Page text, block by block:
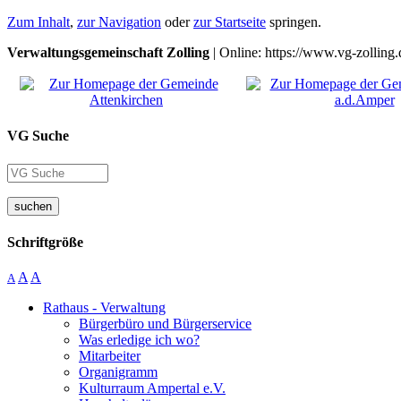
Zum Inhalt, zur Navigation oderzur Startseite springen.
Verwaltungsgemeinschaft Zolling | Online: https://www.vg-
VG Suche
suchen
Schriftgröße
A A A
Rathaus - Verwaltung
Bürgerbüro und Bürgerservice
Was erledige ich wo?
Mitarbeiter
Organigramm
Kulturraum Ampertal e.V.